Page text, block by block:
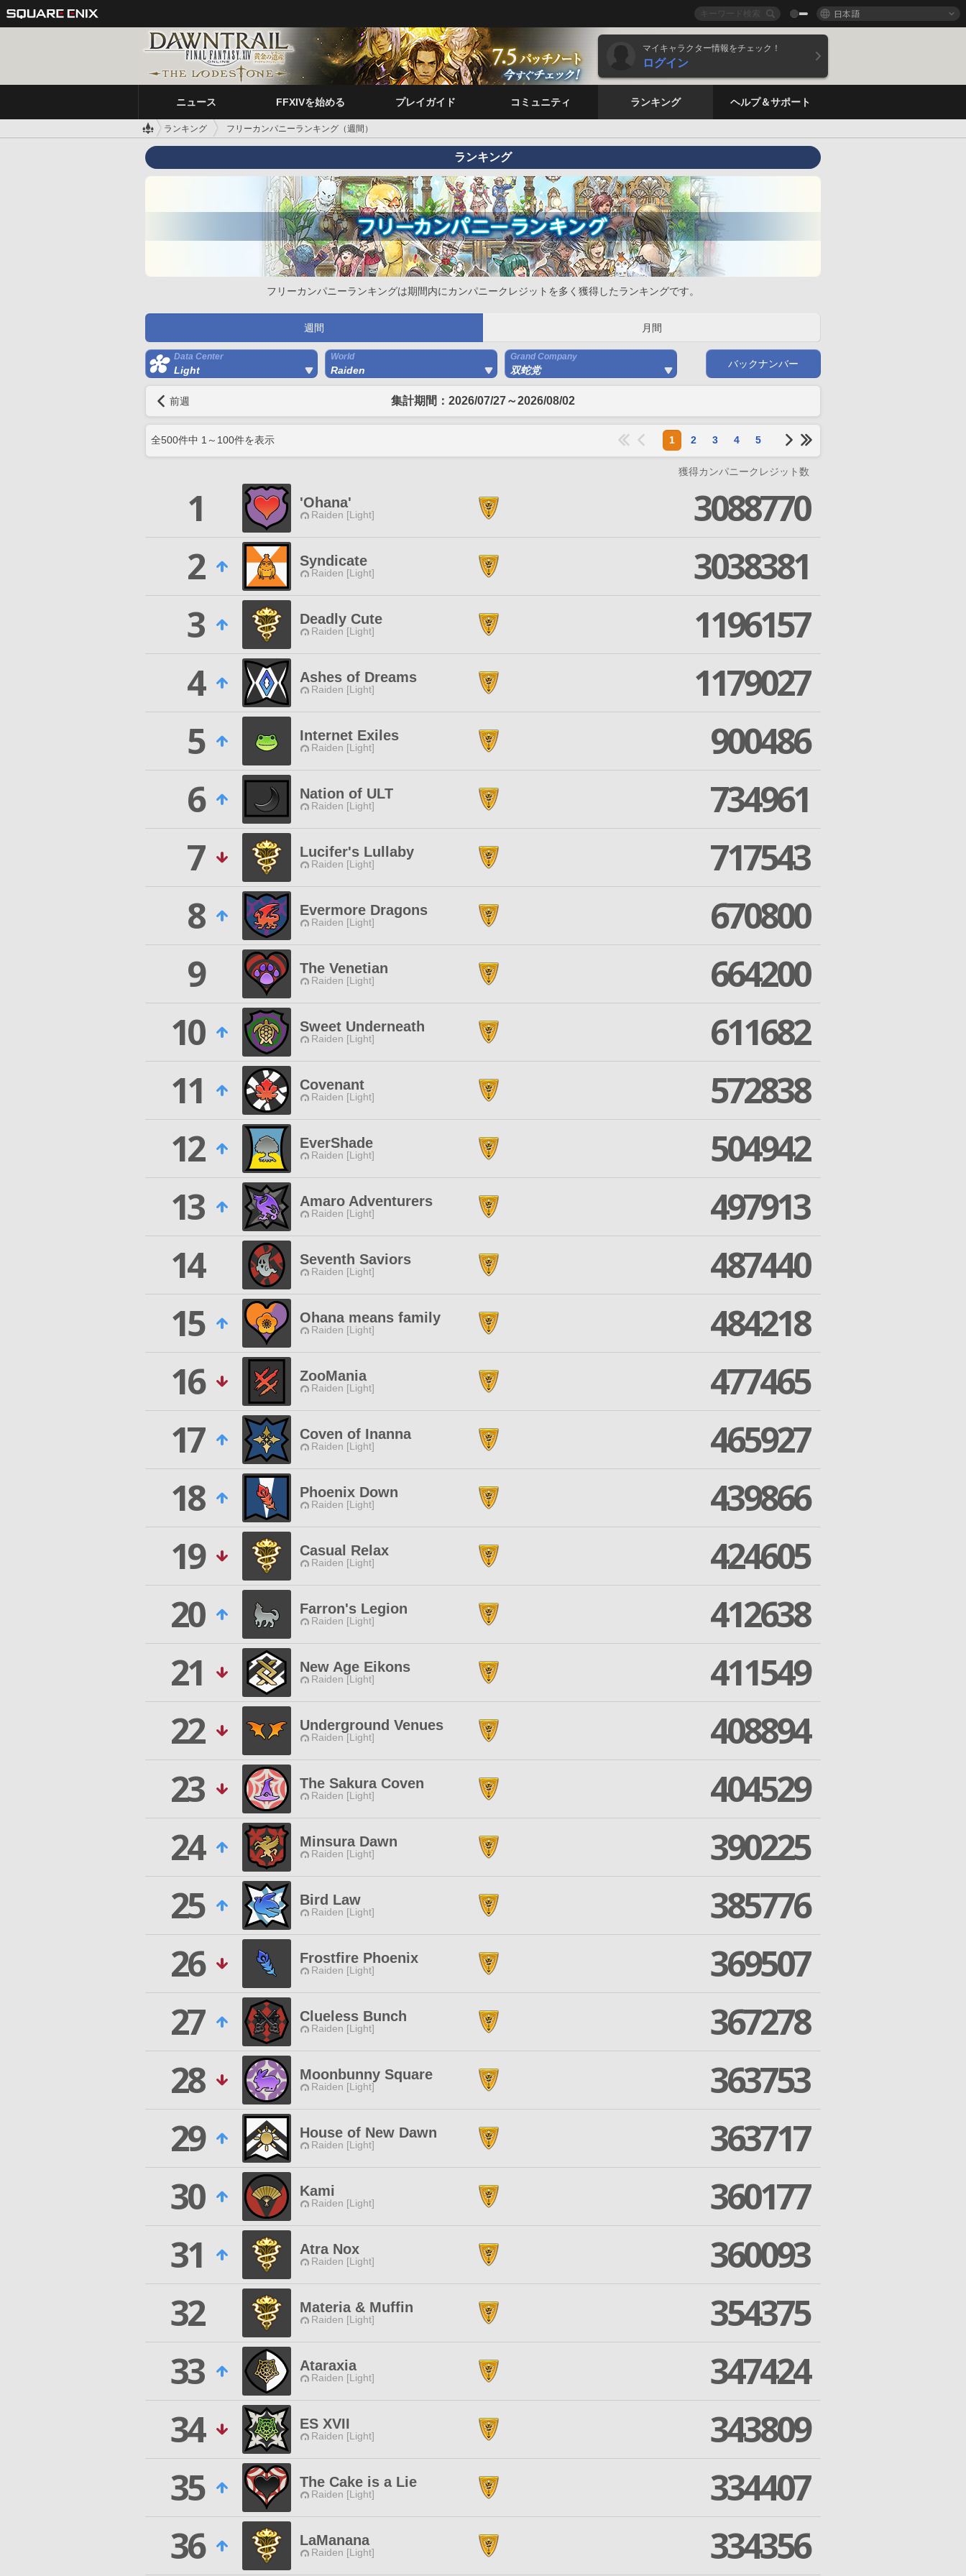
日本語
マイキャラクター情報をチェック！
ログイン
ニュース FFXIVを始める プレイガイド コミュニティ ランキング ヘルプ＆サポート
ランキング フリーカンパニーランキング（週間）
ランキング
フリーカンパニーランキングは期間内にカンパニークレジットを多く獲得したランキングです。
週間 月間
Data Center
Light
World
Raiden
Grand Company
双蛇党
バックナンバー
前週 集計期間：2026/07/27～2026/08/02
全500件中 1 ～ 100件を表示 1 2 3 4 5
獲得カンパニークレジット数
1 'Ohana'
Raiden [Light]
3088770
2
Syndicate
Raiden [Light]
3038381
3
Deadly Cute
Raiden [Light]
1196157
4
Ashes of Dreams
Raiden [Light]
1179027
5
Internet Exiles
Raiden [Light]
900486
6
Nation of ULT
Raiden [Light]
734961
7
Lucifer's Lullaby
Raiden [Light]
717543
8
Evermore Dragons
Raiden [Light]
670800
9
The Venetian
Raiden [Light]
664200
10
Sweet Underneath
Raiden [Light]
611682
11
Covenant
Raiden [Light]
572838
12
EverShade
Raiden [Light]
504942
13
Amaro Adventurers
Raiden [Light]
497913
14
Seventh Saviors
Raiden [Light]
487440
15
Ohana means family
Raiden [Light]
484218
16
ZooMania
Raiden [Light]
477465
17
Coven of Inanna
Raiden [Light]
465927
18
Phoenix Down
Raiden [Light]
439866
19
Casual Relax
Raiden [Light]
424605
20
Farron's Legion
Raiden [Light]
412638
21
New Age Eikons
Raiden [Light]
411549
22
Underground Venues
Raiden [Light]
408894
23
The Sakura Coven
Raiden [Light]
404529
24
Minsura Dawn
Raiden [Light]
390225
25
Bird Law
Raiden [Light]
385776
26
Frostfire Phoenix
Raiden [Light]
369507
27
Clueless Bunch
Raiden [Light]
367278
28
Moonbunny Square
Raiden [Light]
363753
29
House of New Dawn
Raiden [Light]
363717
30
Kami
Raiden [Light]
360177
31
Atra Nox
Raiden [Light]
360093
32
Materia & Muffin
Raiden [Light]
354375
33
Ataraxia
Raiden [Light]
347424
34
ES XVII
Raiden [Light]
343809
35
The Cake is a Lie
Raiden [Light]
334407
36
LaManana
Raiden [Light] 334356